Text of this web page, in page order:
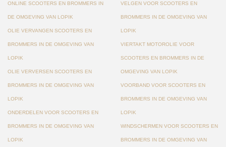
ONLINE SCOOTERS EN BROMMERS IN
DE OMGEVING VAN LOPIK
OLIE VERVANGEN SCOOTERS EN
BROMMERS IN DE OMGEVING VAN
LOPIK
OLIE VERVERSEN SCOOTERS EN
BROMMERS IN DE OMGEVING VAN
LOPIK
ONDERDELEN VOOR SCOOTERS EN
BROMMERS IN DE OMGEVING VAN
LOPIK
VELGEN VOOR SCOOTERS EN
BROMMERS IN DE OMGEVING VAN
LOPIK
VIERTAKT MOTOROLIE VOOR
SCOOTERS EN BROMMERS IN DE
OMGEVING VAN LOPIK
VOORBAND VOOR SCOOTERS EN
BROMMERS IN DE OMGEVING VAN
LOPIK
WINDSCHERMEN VOOR SCOOTERS EN
BROMMERS IN DE OMGEVING VAN